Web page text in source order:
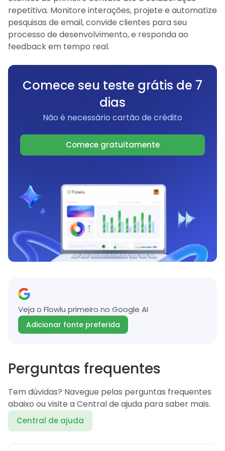
repetitiva. Monitore interações, projete e automatize
pesquisas de email, convide clientes para seu
processo de desenvolvimento, e responda ao
feedback em tempo real.
Comece seu teste grátis de 7
dias
Não é necessário cartão de crédito
Comece gratuitamente
Veja o Flowlu primeiro no Google AI
Adicionar fonte preferida
Perguntas frequentes
Tem dúvidas? Navegue pelas perguntas frequentes
abaixo ou visite a Central de ajuda para saber mais.
Central de ajuda